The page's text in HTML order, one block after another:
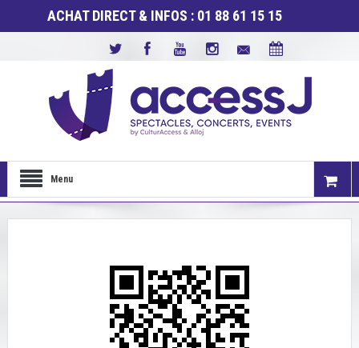
ACHAT DIRECT & INFOS : 01 88 61 15 15
Menu